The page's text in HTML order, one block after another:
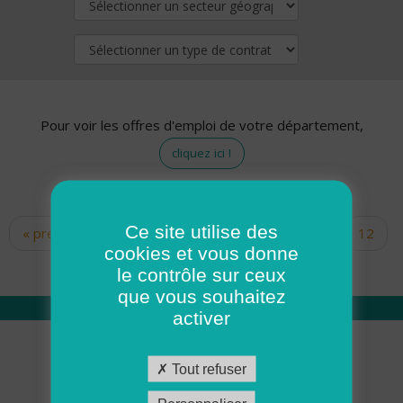
Pour voir les offres d'emploi de votre département,
cliquez ici !
Pages
« premier ‹ précédent … 10
12
14 15 16 17
Qui sommes nous
Académie ADMR
Ce site utilise des
cookies et vous donne
le contrôle sur ceux
que vous souhaitez
activer
Tout refuser